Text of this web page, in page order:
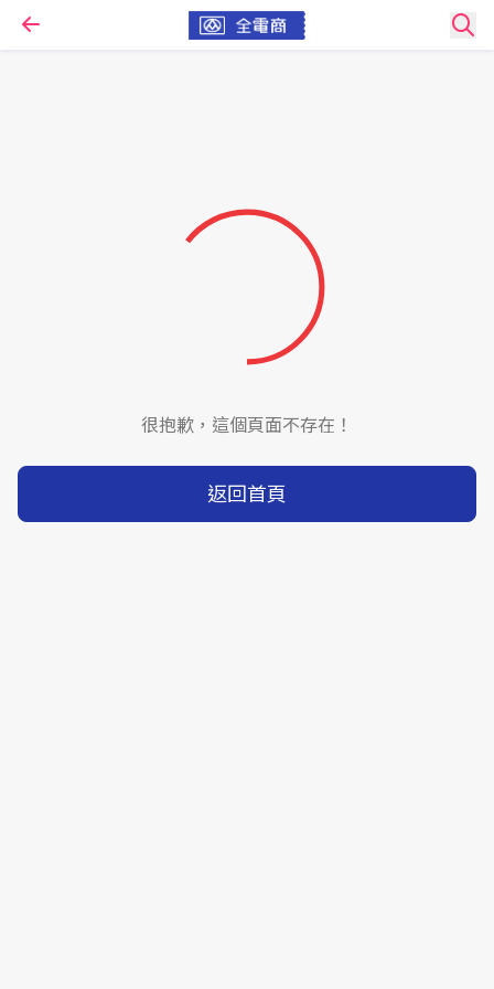
很抱歉，這個頁面不存在！
返回首頁